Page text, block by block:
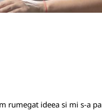
rumegat ideea si mi s-a